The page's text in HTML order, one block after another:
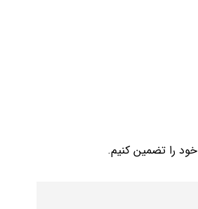
را تضمین کنیم.